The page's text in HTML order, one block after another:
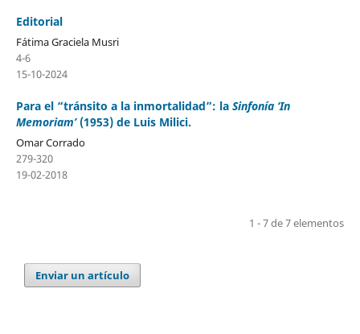
Editorial
Fátima Graciela Musri
4-6
15-10-2024
Para el “tránsito a la inmortalidad”: la Sinfonía ‘In
Memoriam’(1953) de Luis Milici.
Omar Corrado
279-320
19-02-2018
1 - 7 de 7 elementos
Enviar un artículo